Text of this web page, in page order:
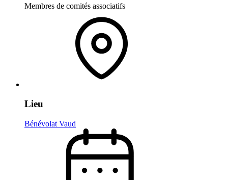
Membres de comités associatifs
Lieu
Bénévolat Vaud